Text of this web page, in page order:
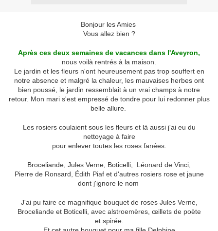
Bonjour les Amies
Vous allez bien ?
Après ces deux semaines de vacances dans l'Aveyron,
nous voilà rentrés à la maison.
Le jardin et les fleurs n'ont heureusement pas trop souffert en
notre absence et malgré la chaleur, les mauvaises herbes ont
bien poussé, le jardin ressemblait à un vrai champs à notre
retour. Mon mari s'est empressé de tondre pour lui redonner plus
belle allure.
Les rosiers coulaient sous les fleurs et là aussi j'ai eu du
nettoyage à faire
pour enlever toutes les roses fanées.
Broceliande, Jules Verne, Boticelli, Léonard de Vinci,
Pierre de Ronsard, Édith Piaf et d'autres rosiers rose et jaune
dont j'ignore le nom
J'ai pu faire ce magnifique bouquet de roses Jules Verne,
Broceliande et Boticelli, avec alstroemères, œillets de poète
et spirée.